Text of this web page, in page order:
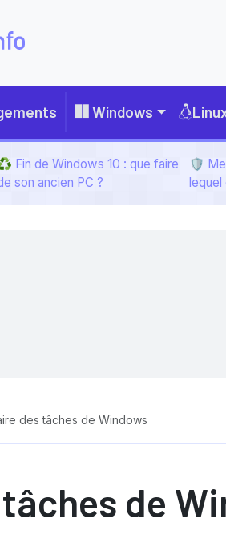
Windows
Fin de Windows 10 : que faire
son ancien PC ?
🛡️
lequel
des tâches de Windows
de